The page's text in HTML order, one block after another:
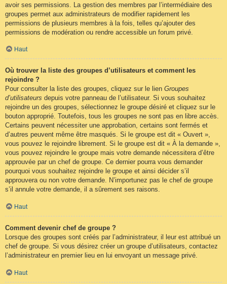
avoir ses permissions. La gestion des membres par l’intermédiaire des
groupes permet aux administrateurs de modifier rapidement les
permissions de plusieurs membres à la fois, telles qu’ajouter des
permissions de modération ou rendre accessible un forum privé.
Haut
Où trouver la liste des groupes d’utilisateurs et comment les
rejoindre ?
Pour consulter la liste des groupes, cliquez sur le lien Groupes
d’utilisateurs depuis votre panneau de l’utilisateur. Si vous souhaitez
rejoindre un des groupes, sélectionnez le groupe désiré et cliquez sur le
bouton approprié. Toutefois, tous les groupes ne sont pas en libre accès.
Certains peuvent nécessiter une approbation, certains sont fermés et
d’autres peuvent même être masqués. Si le groupe est dit « Ouvert »,
vous pouvez le rejoindre librement. Si le groupe est dit « À la demande »,
vous pouvez rejoindre le groupe mais votre demande nécessitera d’être
approuvée par un chef de groupe. Ce dernier pourra vous demander
pourquoi vous souhaitez rejoindre le groupe et ainsi décider s’il
approuvera ou non votre demande. N’importunez pas le chef de groupe
s’il annule votre demande, il a sûrement ses raisons.
Haut
Comment devenir chef de groupe ?
Lorsque des groupes sont créés par l’administrateur, il leur est attribué un
chef de groupe. Si vous désirez créer un groupe d’utilisateurs, contactez
l’administrateur en premier lieu en lui envoyant un message privé.
Haut